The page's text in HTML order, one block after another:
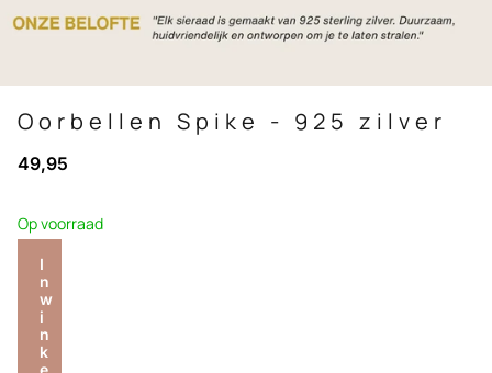
Oorbellen Spike - 925 zilver
49,95
Op voorraad
I
n
w
i
n
k